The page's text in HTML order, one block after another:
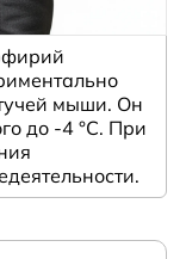
мыши. Он
до -4 °C. При